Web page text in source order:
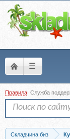
☰
Правила Служба
Складчина биз